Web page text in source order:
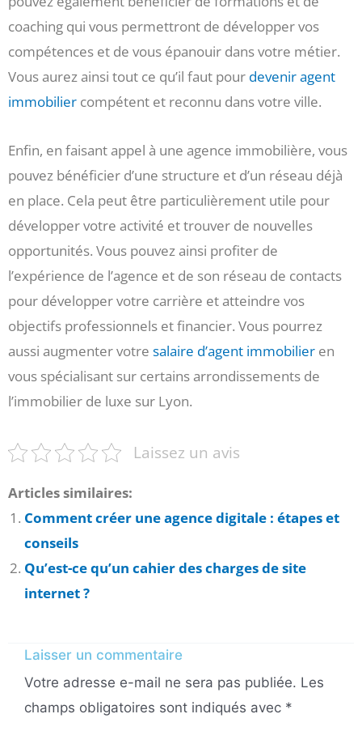
coaching qui vous permettront de développer vos
compétences et de vous épanouir dans votre métier.
Vous aurez ainsi tout ce qu’il faut pour devenir agent
immobilier compétent et reconnu dans votre ville.
Enfin, en faisant appel à une agence immobilière, vous
pouvez bénéficier d’une structure et d’un réseau déjà
en place. Cela peut être particulièrement utile pour
développer votre activité et trouver de nouvelles
opportunités. Vous pouvez ainsi profiter de
l’expérience de l’agence et de son réseau de contacts
pour développer votre carrière et atteindre vos
objectifs professionnels et financier. Vous pourrez
aussi augmenter votre salaire d’agent immobilier en
vous spécialisant sur certains arrondissements de
l’immobilier de luxe sur Lyon.
Laissez un avis
Articles similaires:
Comment créer une agence digitale : étapes et
conseils
Qu’est-ce qu’un cahier des charges de site
internet ?
Laisser un commentaire
Votre adresse e-mail ne sera pas publiée. Les
champs obligatoires sont indiqués avec *